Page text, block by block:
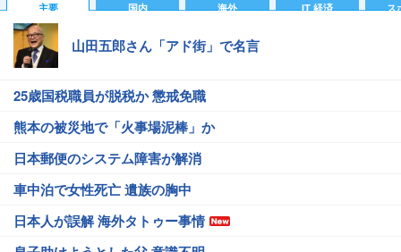
主要 国内 海外 IT 経済 ス
山田五郎さん「アド街」で名言
25歳国税職員が脱税か 懲戒免職
熊本の被災地で「火事場泥棒」か
日本郵便のシステム障害が解消
車中泊で女性死亡 遺族の胸中
日本人が誤解 海外タトゥー事情